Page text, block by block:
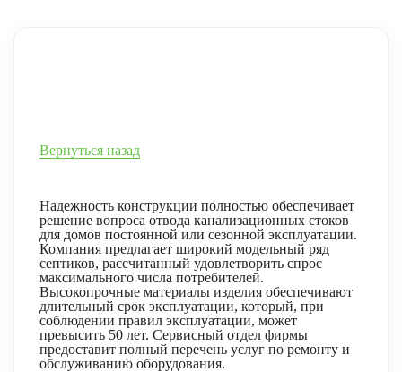
Вернуться назад
Надежность конструкции полностью обеспечивает
решение вопроса отвода канализационных стоков
для домов постоянной или сезонной эксплуатации.
Компания предлагает широкий модельный ряд
септиков, рассчитанный удовлетворить спрос
максимального числа потребителей.
Высокопрочные материалы изделия обеспечивают
длительный срок эксплуатации, который, при
соблюдении правил эксплуатации, может
превысить 50 лет. Сервисный отдел фирмы
предоставит полный перечень услуг по ремонту и
обслуживанию оборудования.